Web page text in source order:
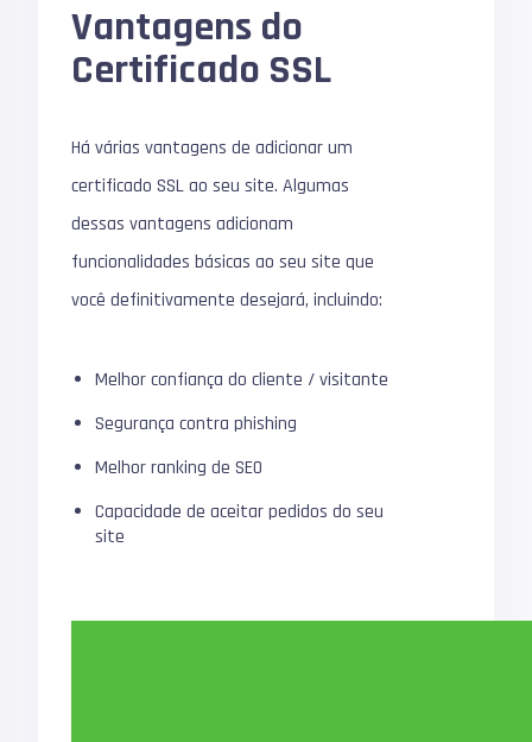
Vantagens do
Certificado SSL
Há várias vantagens de adicionar um
certificado SSL ao seu site. Algumas
dessas vantagens adicionam
funcionalidades básicas ao seu site que
você definitivamente desejará, incluindo:
Melhor confiança do cliente / visitante
Segurança contra phishing
Melhor ranking de SEO
Capacidade de aceitar pedidos do seu
site